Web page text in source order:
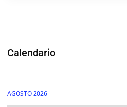
Calendario
AGOSTO 2026